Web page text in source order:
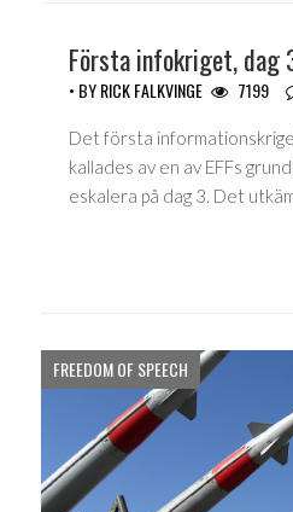
Första infokriget, dag
• BYRICK FALKVINGE 7199
Det första
kallades av en av EFFs
eskalera på dag 3. Det
FREEDOM OF SPEECH